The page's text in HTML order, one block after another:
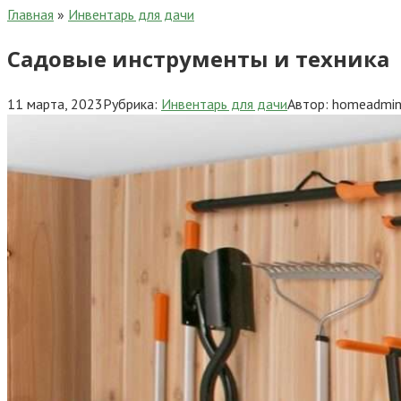
Главная » Инвентарь для дачи
Садовые инструменты и техника
11 марта, 2023Рубрика: Инвентарь для дачиАвтор: homeadmin